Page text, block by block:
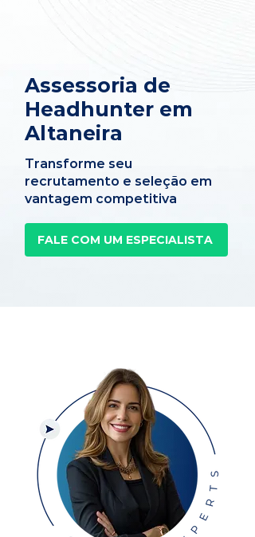
Assessoria de
Headhunter em
Altaneira
Transforme seu
recrutamento e seleção em
vantagem competitiva
FALE COM UM ESPECIALISTA